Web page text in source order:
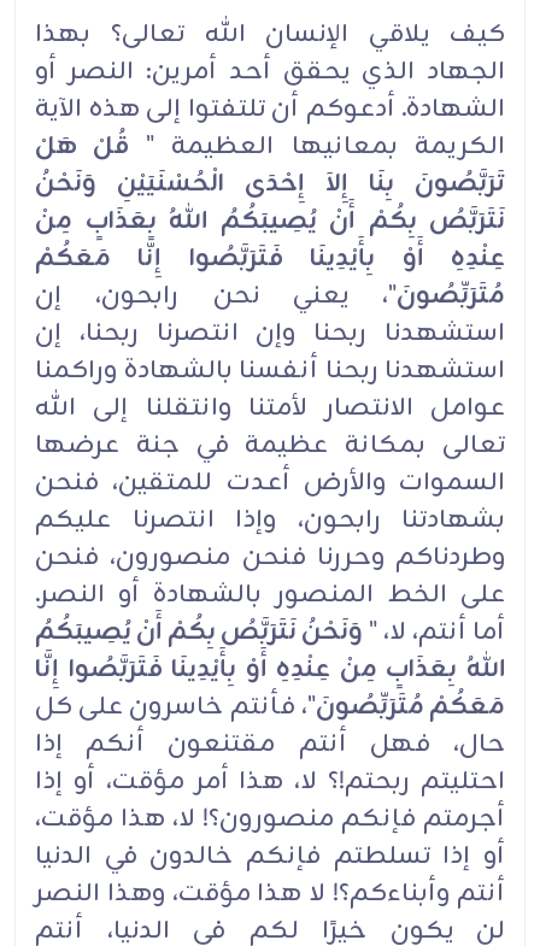
كيف يلاقي الإنسان الله تعالى؟ بهذا
الجهاد الذي يحقق أحد أمرين: النصر أو
الشهادة. أدعوكم أن تلتفتوا إلى هذه الآية
الكريمة بمعانيها العظيمة " قُلْ هَلْ
تَرَبَّصُونَ بِنَا إِلاَ إِحْدَى الْحُسْنَيَيْنِ وَنَحْنُ
نَتَرَبَّصُ بِكُمْ أَنْ يُصِيبَكُمُ اللهُ بِعَذَابٍ مِنْ
عِنْدِهِ أَوْ بِأَيْدِينَا فَتَرَبَّصُوا إِنَّا مَعَكُمْ
مُتَرَبِّصُونَ"، يعني نحن رابحون، إن
استشهدنا ربحنا وإن انتصرنا ربحنا، إن
استشهدنا ربحنا أنفسنا بالشهادة وراكمنا
عوامل الانتصار لأمتنا وانتقلنا إلى الله
تعالى بمكانة عظيمة في جنة عرضها
السموات والأرض أعدت للمتقين، فنحن
بشهادتنا رابحون، وإذا انتصرنا عليكم
وطردناكم وحررنا فنحن منصورون، فنحن
على الخط المنصور بالشهادة أو النصر.
أما أنتم، لا، " وَنَحْنُ نَتَرَبَّصُ بِكُمْ أَنْ يُصِيبَكُمُ
اللهُ بِعَذَابٍ مِنْ عِنْدِهِ أَوْ بِأَيْدِينَا فَتَرَبَّصُوا إِنَّا
مَعَكُمْ مُتَرَبِّصُونَ"، فأنتم خاسرون على كل
حال، فهل أنتم مقتنعون أنكم إذا
احتليتم ربحتم!؟ لا، هذا أمر مؤقت، أو إذا
أجرمتم فإنكم منصورون؟! لا، هذا مؤقت،
أو إذا تسلطتم فإنكم خالدون في الدنيا
أنتم وأبناءكم؟! لا هذا مؤقت، وهذا النصر
لن يكون خيرًا لكم في الدنيا، أنتم